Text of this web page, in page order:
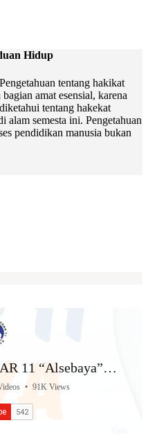
Hidup
tentang hakikat
amat esensial, karena
tentang hakekat
alam semesta ini. Pengetahuan
pendidikan manusia bukan
11 “Alsebaya”
• 91K Views